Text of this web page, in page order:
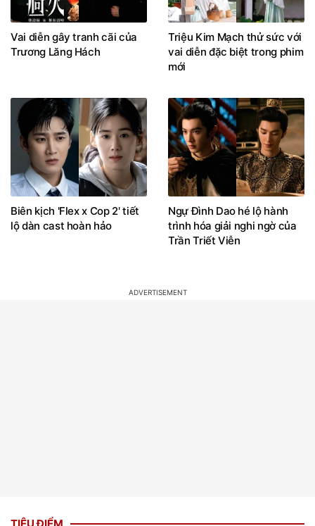
Vai diễn gây tranh cãi của
Trương Lăng Hách
Triệu Kim Mạch thử sức với
vai diễn đặc biệt trong phim
mới
Biên kịch 'Flex x Cop 2' tiết
lộ dàn cast hoàn hảo
Ngự Đình Dao hé lộ hành
trình hóa giải nghi ngờ của
Trần Triết Viễn
TIÊU ĐIỂM